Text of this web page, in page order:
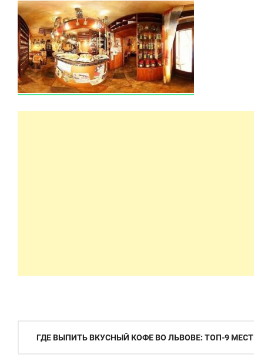
Навигация
ГДЕ ВЫПИТЬ ВКУСНЫЙ КОФЕ ВО ЛЬВОВЕ: ТОП-9 МЕСТ